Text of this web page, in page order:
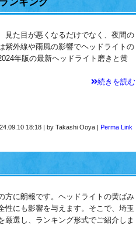
見た目が悪くなるだけでなく、夜間の
紫外線や雨風の影響でヘッドライトの
年版の最新ヘッドライト磨きと黄
続きを読む
18:18| by Takashi Ooya| Perma Link
方に朗報です。ヘッドライトの黄ばみ
性にも影響を与えます。そこで、埼玉
厳選し、ランキング形式でご紹介しま